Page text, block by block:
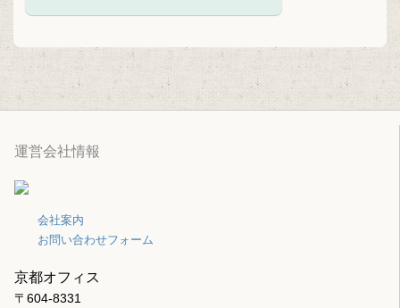
運営会社情報
会社案内
お問い合わせフォーム
京都オフィス
〒604-8331